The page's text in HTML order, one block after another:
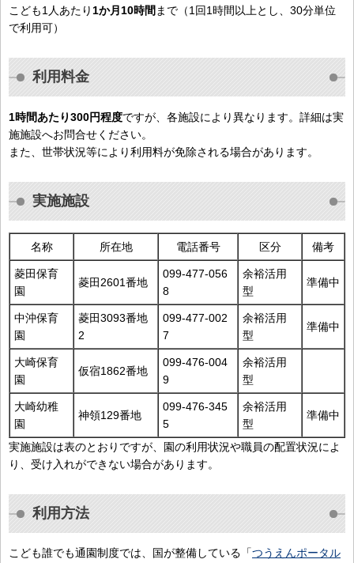
こども1人あたり 1か月10時間 まで（1回1時間以上とし、30分単位
で利用可）
利用料金
1時間あたり300円程度ですが、各施設により異なります。詳細は実
施施設へお問合せください。
また、世帯状況等により利用料が免除される場合があります。
実施施設
名称 所在地 電話番号 区分 備考
菱田保育
園
菱田2601番地
099-477-056
8
余裕活用
型
準備中
中沖保育
園
菱田3093番地
2
099-477-002
7
余裕活用
型
準備中
大崎保育
園
仮宿1862番地
099-476-004
9
余裕活用
型
大崎幼稚
園
神領129番地
099-476-345
5
余裕活用
型
準備中
実施施設は表のとおりですが、園の利用状況や職員の配置状況によ
り、受け入れができない場合があります。
利用方法
こども誰でも通園制度では、国が整備している「つうえんポータル